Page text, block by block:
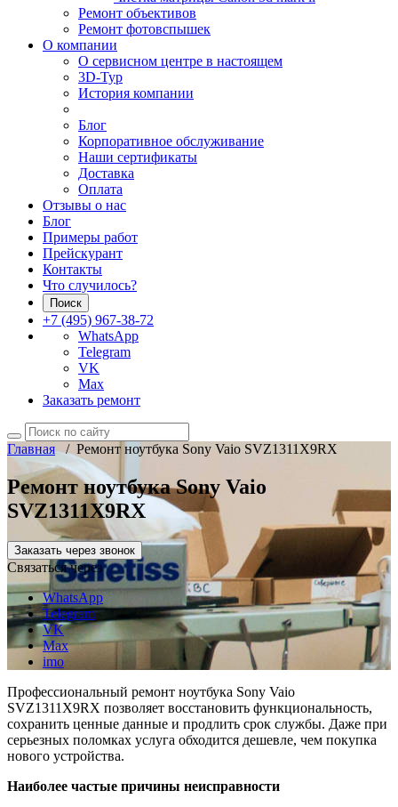
Ремонт объективов
Ремонт фотовспышек
О компании
О сервисном центре в настоящем
3D-Тур
История компании
Блог
Корпоративное обслуживание
Наши сертификаты
Доставка
Оплата
Отзывы о нас
Блог
Примеры работ
Прейскурант
Контакты
Что случилось?
Поиск
+7 (495) 967-38-72
WhatsApp
Telegram
VK
Max
Заказать ремонт
Главная/ Ремонт ноутбука Sony Vaio SVZ1311X9RX
Ремонт ноутбука Sony Vaio
SVZ1311X9RX
Заказать через звонок
Связаться через
WhatsApp
Telegram
VK
Max
imo
Профессиональный ремонт ноутбука Sony Vaio
SVZ1311X9RX позволяет восстановить функциональность,
сохранить ценные данные и продлить срок службы. Даже при
серьезных поломках услуга обходится дешевле, чем покупка
нового устройства.
Наиболее частые причины неисправности